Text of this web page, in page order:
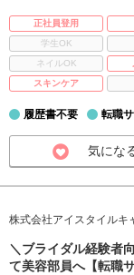
正社員登用
学生OK
ネイルOK
スキンケア
履歴書不要 転職
気にな
株式会社アイスタイルキ
＼ブライダル経験者
て美容部員へ【転職